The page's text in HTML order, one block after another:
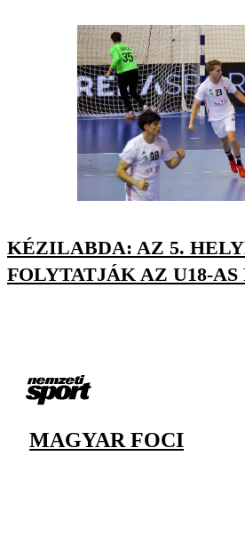
KÉZILABDA: AZ 5.
FOLYTATJÁK AZ U18-
MAGYAR FOCI